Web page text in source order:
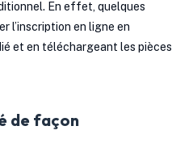
En effet, quelques
l’inscription en ligne en
et en téléchargeant les pièces
de façon